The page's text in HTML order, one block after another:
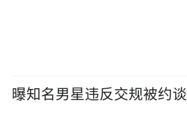
曝知名男星违反交规被约谈